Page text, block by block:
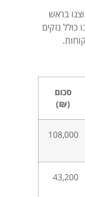
בראש
נזקים
סכום
(₪)
108,000
43,200